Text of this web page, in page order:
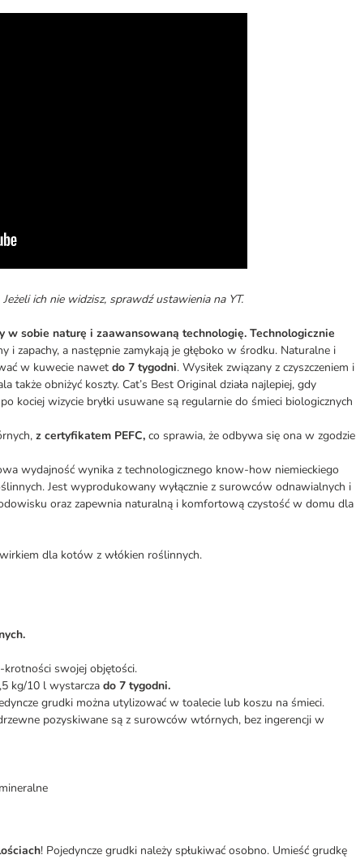
ich nie widzisz, sprawdź ustawienia na YT.
sobie naturę i zaawansowaną technologię. Technologicznie
i zapachy, a następnie zamykają je głęboko w środku. Naturalne i
w kuwecie nawet do 7 tygodni. Wysiłek związany z czyszczeniem i
obniżyć koszty. Cat’s Best Original działa najlepiej, gdy
kociej wizycie bryłki usuwane są regularnie do śmieci biologicznych
z certyfikatem PEFC, co sprawia, że odbywa się ona w zgodzie
wydajność wynika z technologicznego know-how niemieckiego
Jest wyprodukowany wyłącznie z surowców odnawialnych i
oraz zapewnia naturalną i komfortową czystość w domu dla
dla kotów z włókien roślinnych.
krotności swojej objętości.
kg/10 l wystarcza do 7 tygodni.
grudki można utylizować w toalecie lub koszu na śmieci.
pozyskiwane są z surowców wtórnych, bez ingerencji w
! Pojedyncze grudki należy spłukiwać osobno. Umieść grudkę